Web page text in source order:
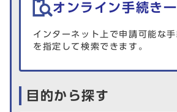
オンライン手続き
インターネット上で申請可能な
を指定して検索できます。
目的から探す